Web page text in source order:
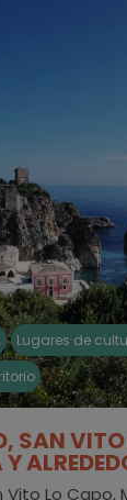
Lugares de
SAN
Vito Lo Capo,